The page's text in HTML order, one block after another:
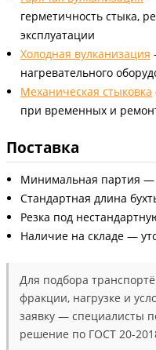
герметичность стыка,
эксплуатации
Холодная вулканизация
нагревательного
Механическая стыковка
при временных и
Поставка
Минимальная партия —
Стандартная длина
Резка под
Наличие на складе —
Для подбора
фракции, нагрузке и
заявку — специалисты
решение по ГОСТ 20-